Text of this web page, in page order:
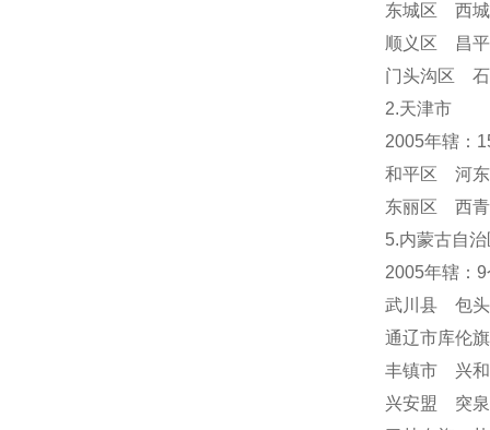
东城区 西
顺义区 昌
门头沟区
2.天津市
2005年辖：
和平区 河
东丽区 西
5.内蒙古自治
2005年辖：
武川县 包
通辽市库
丰镇市 兴
兴安盟 突